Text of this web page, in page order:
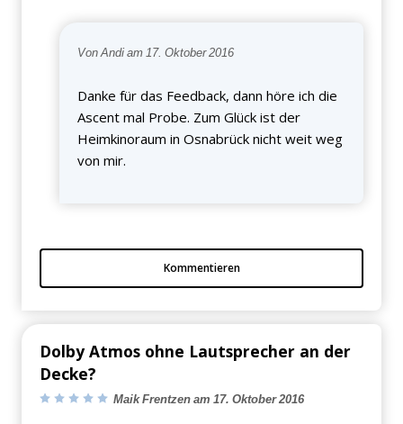
Von Andi am 17. Oktober 2016
Danke für das Feedback, dann höre ich die
Ascent mal Probe. Zum Glück ist der
Heimkinoraum in Osnabrück nicht weit weg
von mir.
Kommentieren
Dolby Atmos ohne Lautsprecher an der
Decke?
Maik Frentzen am 17. Oktober 2016